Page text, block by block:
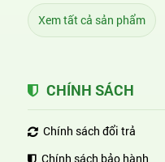
Xem tất cả sản phẩm
CHÍNH SÁCH
Chính sách đổi trả
Chính sách bảo hành